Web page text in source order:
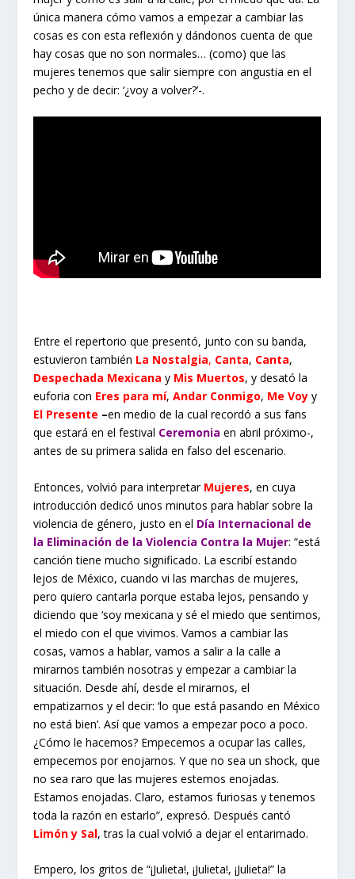
única manera cómo vamos a empezar a cambiar las
cosas es con esta reflexión y dándonos cuenta de que
hay cosas que no son normales… (como) que las
mujeres tenemos que salir siempre con angustia en el
pecho y de decir: ‘¿voy a volver?’-.
Entre el repertorio que presentó, junto con su banda,
estuvieron también La Nostalgia, Canta, Canta,
Despechada Mexicana y Mis Muertos, y desató la
euforia con Eres para mí,Andar Conmigo, Me Voy y
El Presente –en medio de la cual recordó a sus fans
que estará en el festival Ceremoniaen abril próximo-,
antes de su primera salida en falso del escenario.
Entonces, volvió para interpretar Mujeres, en cuya
introducción dedicó unos minutos para hablar sobre la
violencia de género, justo en el Día Internacional de
la Eliminación de la Violencia Contra la Mujer: “está
canción tiene mucho significado. La escribí estando
lejos de México, cuando vi las marchas de mujeres,
pero quiero cantarla porque estaba lejos, pensando y
diciendo que ‘soy mexicana y sé el miedo que sentimos,
el miedo con el que vivimos. Vamos a cambiar las
cosas, vamos a hablar, vamos a salir a la calle a
mirarnos también nosotras y empezar a cambiar la
situación. Desde ahí, desde el mirarnos, el
empatizarnos y el decir: ‘lo que está pasando en México
no está bien’. Así que vamos a empezar poco a poco.
¿Cómo le hacemos? Empecemos a ocupar las calles,
empecemos por enojarnos. Y que no sea un shock, que
no sea raro que las mujeres estemos enojadas.
Estamos enojadas. Claro, estamos furiosas y tenemos
toda la razón en estarlo”, expresó. Después cantó
Limón y Sal, tras la cual volvió a dejar el entarimado.
Empero, los gritos de “¡Julieta!, ¡Julieta!, ¡Julieta!” la